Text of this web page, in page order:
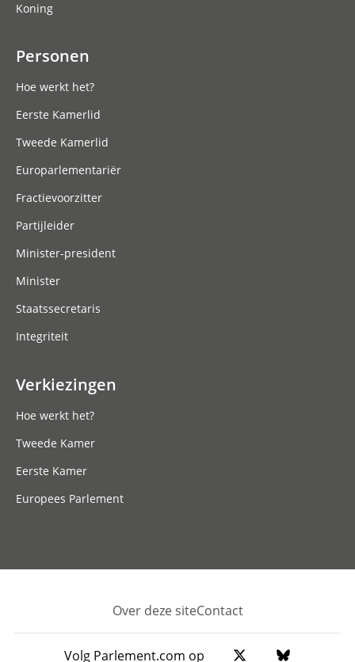
Koning
Personen
Hoe werkt het?
Eerste Kamerlid
Tweede Kamerlid
Europarlementariër
Fractievoorzitter
Partijleider
Minister-president
Minister
Staatssecretaris
Integriteit
Verkiezingen
Hoe werkt het?
Tweede Kamer
Eerste Kamer
Europees Parlement
Footer
Over deze siteContact
Volg Parlement.com op